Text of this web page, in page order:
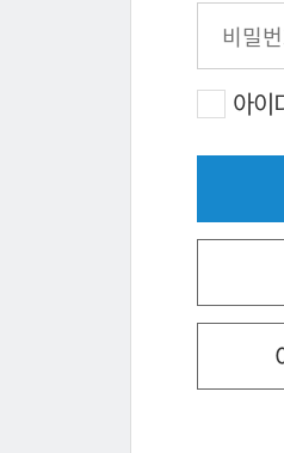
아이